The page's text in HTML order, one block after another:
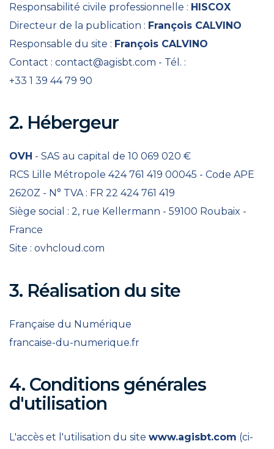
Responsabilité civile professionnelle : HISCOX
Directeur de la publication : François CALVINO
Responsable du site : François CALVINO
Contact : contact@agisbt.com - Tél. :
+33 1 39 44 79 90
2. Hébergeur
OVH - SAS au capital de 10 069 020 €
RCS Lille Métropole 424 761 419 00045 - Code APE
2620Z - N° TVA : FR 22 424 761 419
Siège social : 2, rue Kellermann - 59100 Roubaix -
France
Site : ovhcloud.com
3. Réalisation du site
Française du Numérique
francaise-du-numerique.fr
4. Conditions générales
d'utilisation
L'accès et l'utilisation du site www.agisbt.com (ci-